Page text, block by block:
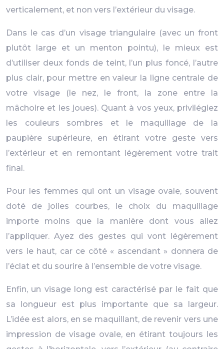
verticalement, et non vers l’extérieur du visage.
Dans le cas d’un visage triangulaire (avec un front
plutôt large et un menton pointu), le mieux est
d’utiliser deux fonds de teint, l’un plus foncé, l’autre
plus clair, pour mettre en valeur la ligne centrale de
votre visage (le nez, le front, la zone entre la
mâchoire et les joues). Quant à vos yeux, privilégiez
les couleurs sombres et le maquillage de la
paupière supérieure, en étirant votre geste vers
l’extérieur et en remontant légèrement votre trait
final.
Pour les femmes qui ont un visage ovale, souvent
doté de jolies courbes, le choix du maquillage
importe moins que la manière dont vous allez
l’appliquer. Ayez des gestes qui vont légèrement
vers le haut, car ce côté « ascendant » donnera de
l’éclat et du sourire à l’ensemble de votre visage.
Enfin, un visage long est caractérisé par le fait que
sa longueur est plus importante que sa largeur.
L’idée est alors, en se maquillant, de revenir vers une
impression de visage ovale, en étirant toujours les